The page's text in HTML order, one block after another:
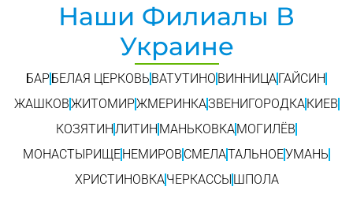
Наши Филиалы В
Украине
БАР БЕЛАЯ ЦЕРКОВЬ ВАТУТИНО ВИННИЦА ГАЙСИН
ЖАШКОВЖИТОМИРЖМЕРИНКАЗВЕНИГОРОДКА КИЕВ
КОЗЯТИН ЛИТИН МАНЬКОВКА МОГИЛЁВ
МОНАСТЫРИЩЕ НЕМИРОВ СМЕЛАТАЛЬНОЕУМАНЬ
ХРИСТИНОВКАЧЕРКАССЫ ШПОЛА